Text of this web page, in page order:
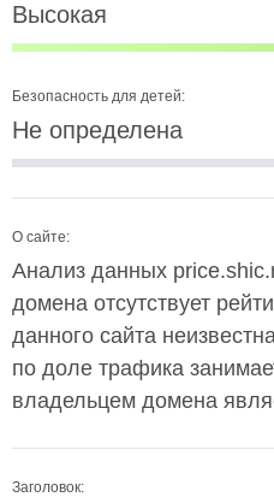
Высокая
Безопасность для детей:
Не определена
О сайте:
Анализ данных
домена отсутствует
данного сайта
по доле трафика
владельцем домена
Заголовок: